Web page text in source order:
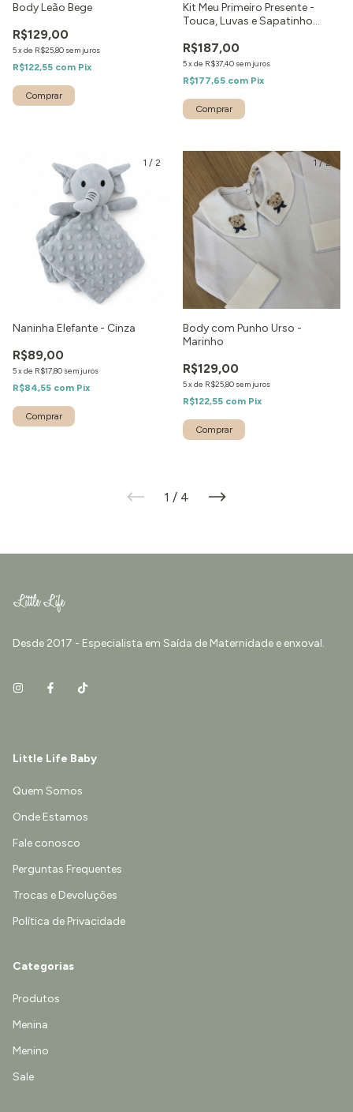
Body Leão Bege
R$129,00
5xde R$25,80 sem juros
R$122,55 com Pix
Kit Meu Primeiro Presente -
Touca, Luvas e Sapatinho
R$187,00
5xde R$37,40 sem juros
R$177,65 com Pix
Comprar
1 / 2
Naninha Elefante - Cinza
R$89,00
5xde R$17,80 sem juros
R$84,55 com Pix
1/2
Body com Punho Urso -
Marinho
R$129,00
5xde R$25,80 sem juros
R$122,55 com Pix
1 / 4
Desde 2017 - Especialista em Saída de Maternidade e enxoval.
Little Life Baby
Quem Somos
Onde Estamos
Fale conosco
Perguntas Frequentes
Trocas e Devoluções
Política de Privacidade
Categorias
Produtos
Menina
Menino
Sale